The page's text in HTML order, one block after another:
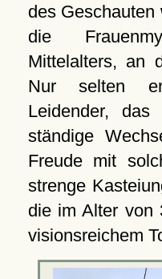
des
die
Mittelalters, an
Nur selten
Leidender,
ständige
Freude mit
strenge
die im Alter von
visionsreichem